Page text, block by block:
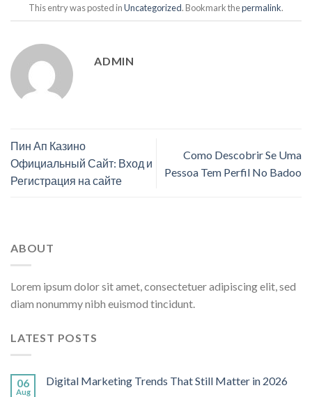
This entry was posted inUncategorized. Bookmark thepermalink.
ADMIN
Пин Ап Казино
Официальный Сайт: Вход и
Регистрация на сайте
Como Descobrir Se Uma
Pessoa Tem Perfil No Badoo
ABOUT
Lorem ipsum dolor sit amet, consectetuer adipiscing elit, sed
diam nonummy nibh euismod tincidunt.
LATEST POSTS
06
Aug
Digital Marketing Trends That Still Matter in 2026